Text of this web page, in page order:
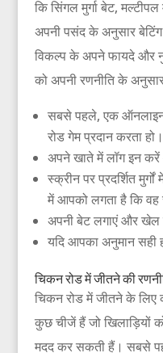
कि सिंगल मुर्गा बेट,
अपनी पसंद के अनुसार
विकल्प के अपने फायदे और
को अपनी रणनीति के
सबसे पहले, एक ऑनलाइन
रोड गेम प्रदान करता हो।
अपने खाते में लॉग इन करें
स्क्रीन पर प्रदर्शित
में आपको लगता है कि
अपनी बेट लगाएं और खेल
यदि आपका अनुमान सही
चिकन रोड में जीतने की
चिकन रोड में जीतने के लिए
कुछ चीजें हैं जो खिलाड़ियों
मदद कर सकती हैं। सबसे